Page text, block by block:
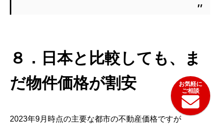
８．日本と比較しても、ま
だ物件価格が割安
2023年9月時点の主要な都市の不動産価格ですが
ホーム ドバイ物件情報 おすすめの理由
